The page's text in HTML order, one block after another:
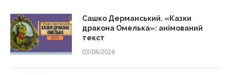
Сашко Дерманський. «Казки
дракона Омелька»: анімований
текст
03/08/2026